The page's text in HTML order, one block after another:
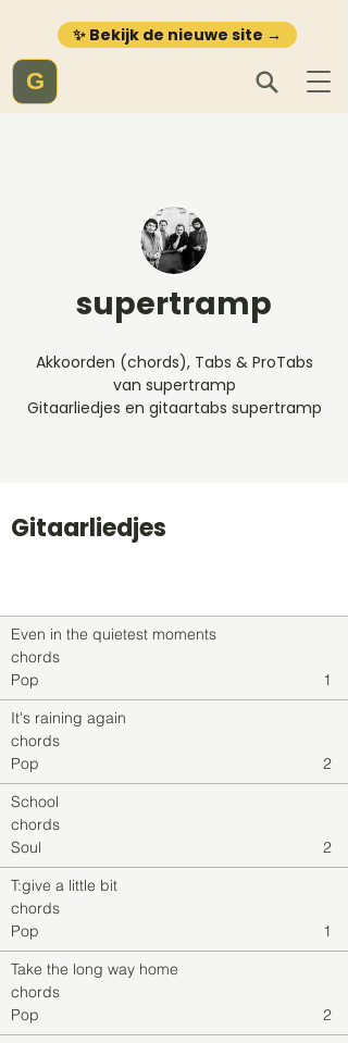
✨ Bekijk de nieuwe site →
G
supertramp
Akkoorden (chords), Tabs & ProTabs
van supertramp
Gitaarliedjes en gitaartabs supertramp
Gitaarliedjes
Even in the quietest moments
chords
Pop
1
It's raining again
chords
Pop
2
School
chords
Soul
2
T:give a little bit
chords
Pop
1
Take the long way home
chords
Pop
2